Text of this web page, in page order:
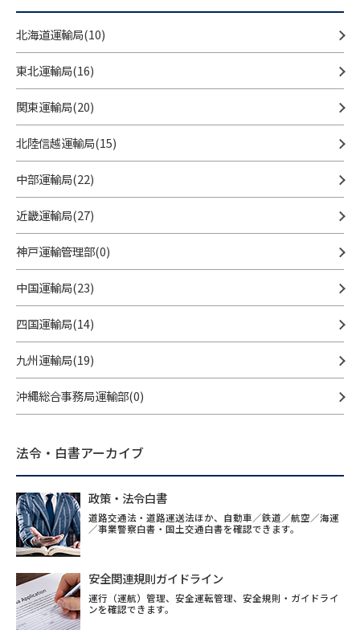
北海道運輸局(10)
東北運輸局(16)
関東運輸局(20)
北陸信越運輸局(15)
中部運輸局(22)
近畿運輸局(27)
神戸運輸管理部(0)
中国運輸局(23)
四国運輸局(14)
九州運輸局(19)
沖縄総合事務局運輸部(0)
法令・白書アーカイブ
政策・法令白書
道路交通法・道路運送法ほか、自動車／鉄道／航空／海運
／事業警察白書・国土交通白書を確認できます。
安全関連規則ガイドライン
運行（運航）管理、安全運転管理、安全規則・ガイドライ
ンを確認できます。